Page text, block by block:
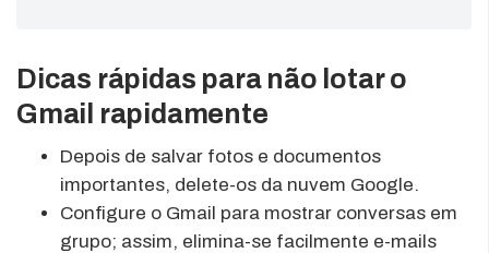
Dicas rápidas para não lotar o
Gmail rapidamente
Depois de salvar fotos e documentos
importantes, delete-os da nuvem Google.
Configure o Gmail para mostrar conversas em
grupo; assim, elimina-se facilmente e-mails